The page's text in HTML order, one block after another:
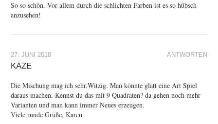
So so schön. Vor allem durch die schlichten Farben ist es so hübsch
anzusehen!
ANTWORTEN
27. JUNI 2018
KAZE
Die Mischung mag ich sehr.Witzig. Man könnte glatt eine Art Spiel
daraus machen. Kennst du das mit 9 Quadraten? da gehen noch mehr
Varianten und man kann immer Neues erzeugen.
Viele runde Grüße, Karen